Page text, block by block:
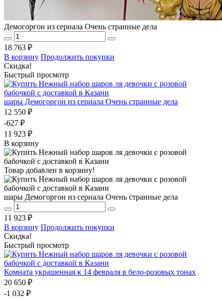
Демогоргон из сериала Очень странные дела
18 763 ₽
В корзину Продолжить покупки
Скидка!
Быстрый просмотр
шары Демогоргон из сериала Очень странные дела
12 550 ₽
-627 ₽
11 923 ₽
В корзину
Товар добавлен в корзину!
шары Демогоргон из сериала Очень странные дела
11 923 ₽
В корзину Продолжить покупки
Скидка!
Быстрый просмотр
Комната украшенная к 14 февраля в бело-розовых тонах
20 650 ₽
-1 032 ₽